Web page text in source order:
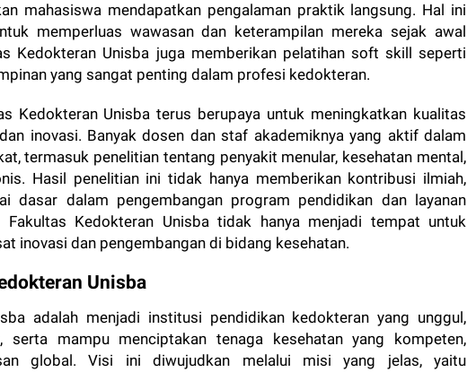
mahasiswa mendapatkan pengalaman praktik langsung. Hal ini
memperluas wawasan dan keterampilan mereka sejak awal
Kedokteran Unisba juga memberikan pelatihan soft skill seperti
yang sangat penting dalam profesi kedokteran.
Kedokteran Unisba terus berupaya untuk meningkatkan kualitas
inovasi. Banyak dosen dan staf akademiknya yang aktif dalam
termasuk penelitian tentang penyakit menular, kesehatan mental,
Hasil penelitian ini tidak hanya memberikan kontribusi ilmiah,
dasar dalam pengembangan program pendidikan dan layanan
Fakultas Kedokteran Unisba tidak hanya menjadi tempat untuk
inovasi dan pengembangan di bidang kesehatan.
Unisba
adalah menjadi institusi pendidikan kedokteran yang unggul,
serta mampu menciptakan tenaga kesehatan yang kompeten,
global. Visi ini diwujudkan melalui misi yang jelas, yaitu